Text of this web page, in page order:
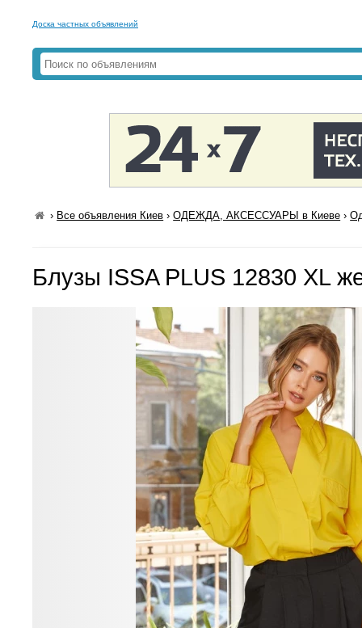
Доска частных объявлений
› Все объявления Киев ›ОДЕЖДА, АКСЕССУАРЫ в Киеве ›
Блузы ISSA PLUS 12830 XL